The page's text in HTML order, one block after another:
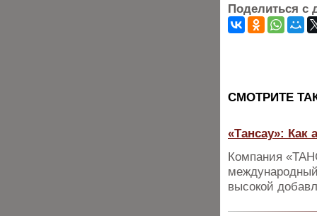
Поделиться с
CМОТРИТЕ
«Тансау»: Как
Компания
высокой